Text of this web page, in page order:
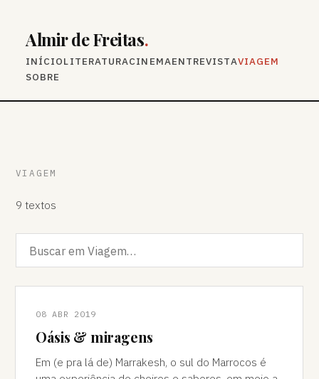
Almir de Freitas.
INÍCIOLITERATURACINEMAENTREVISTAVIAGEM
SOBRE
VIAGEM
9 textos
08 ABR 2019
Oásis & miragens
Em (e pra lá de) Marrakesh, o sul do Marrocos é